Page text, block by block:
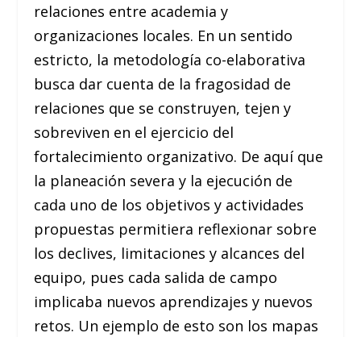
relaciones entre academia y
organizaciones locales. En un sentido
estricto, la metodología co-elaborativa
busca dar cuenta de la fragosidad de
relaciones que se construyen, tejen y
sobreviven en el ejercicio del
fortalecimiento organizativo. De aquí que
la planeación severa y la ejecución de
cada uno de los objetivos y actividades
propuestas permitiera reflexionar sobre
los declives, limitaciones y alcances del
equipo, pues cada salida de campo
implicaba nuevos aprendizajes y nuevos
retos. Un ejemplo de esto son los mapas